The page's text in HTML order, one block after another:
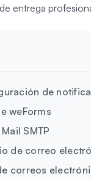
entrega
de
weForms
SMTP
de correo
correos